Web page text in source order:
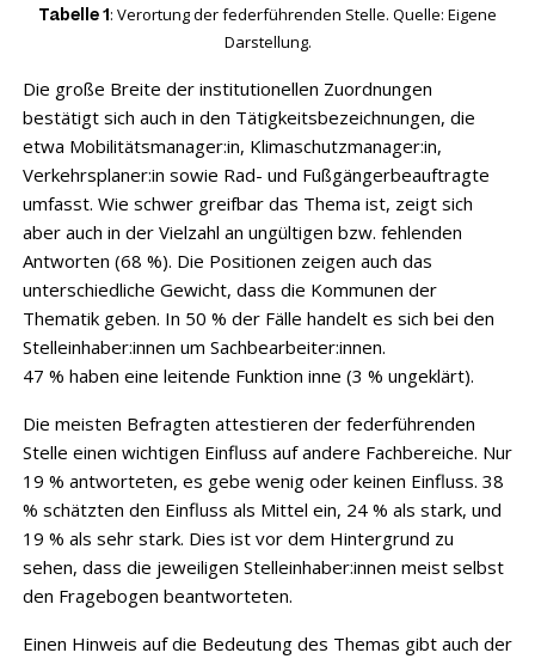
Tabelle 1: Verortung der federführenden Stelle. Quelle: Eigene
Darstellung.
Die große Breite der institutionellen Zuordnungen
bestätigt sich auch in den Tätigkeitsbezeichnungen, die
etwa Mobilitätsmanager:in, Klimaschutzmanager:in,
Verkehrsplaner:in sowie Rad- und Fußgängerbeauftragte
umfasst. Wie schwer greifbar das Thema ist, zeigt sich
aber auch in der Vielzahl an ungültigen bzw. fehlenden
Antworten (68 %). Die Positionen zeigen auch das
unterschiedliche Gewicht, dass die Kommunen der
Thematik geben. In 50 % der Fälle handelt es sich bei den
Stelleinhaber:innen um Sachbearbeiter:innen. ​
47 % haben eine leitende Funktion inne (3 % ungeklärt).
Die meisten Befragten attestieren der federführenden
Stelle einen wichtigen Einfluss auf andere Fachbereiche. Nur
19 % antworteten, es gebe wenig oder keinen Einfluss. 38
% schätzten den Einfluss als Mittel ein, 24 % als stark, und
19 % als sehr stark. Dies ist vor dem Hintergrund zu
sehen, dass die jeweiligen Stelleinhaber:innen meist selbst
den Frage­bogen beantworteten.
Einen Hinweis auf die Bedeutung des Themas gibt auch der